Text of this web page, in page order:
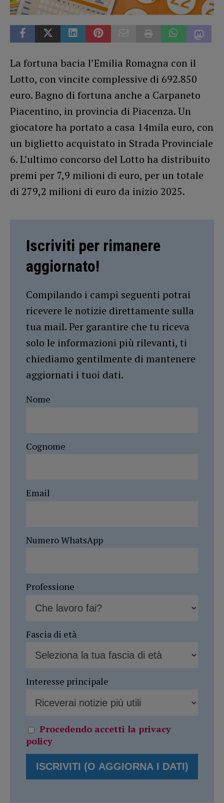
La fortuna bacia l’Emilia Romagna con il
Lotto, con vincite complessive di 692.850
euro. Bagno di fortuna anche a Carpaneto
Piacentino, in provincia di Piacenza. Un
giocatore ha portato a casa 14mila euro, con
un biglietto acquistato in Strada Provinciale
6. L’ultimo concorso del Lotto ha distribuito
premi per 7,9 milioni di euro, per un totale
di 279,2 milioni di euro da inizio 2025.
Iscriviti per rimanere
aggiornato!
Compilando i campi seguenti potrai
ricevere le notizie direttamente sulla
tua mail. Per garantire che tu riceva
solo le informazioni più rilevanti, ti
chiediamo gentilmente di mantenere
aggiornati i tuoi dati.
Nome
Cognome
Email
Numero WhatsApp
Professione
Fascia di età
Interesse principale
Procedendo accetti la privacy
policy